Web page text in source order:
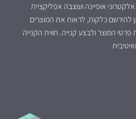
אופיינה ועוצבה אפליקציית
להירשם כלקוח, לראות את המוצרים
המוצר ולבצע קנייה. חווית הקנייה